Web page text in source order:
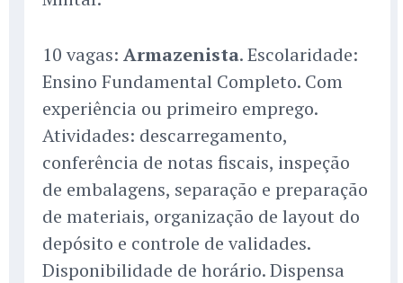
10 vagas: Armazenista. Escolaridade:
Ensino Fundamental Completo. Com
experiência ou primeiro emprego.
Atividades: descarregamento,
conferência de notas fiscais, inspeção
de embalagens, separação e preparação
de materiais, organização de layout do
depósito e controle de validades.
Disponibilidade de horário. Dispensa